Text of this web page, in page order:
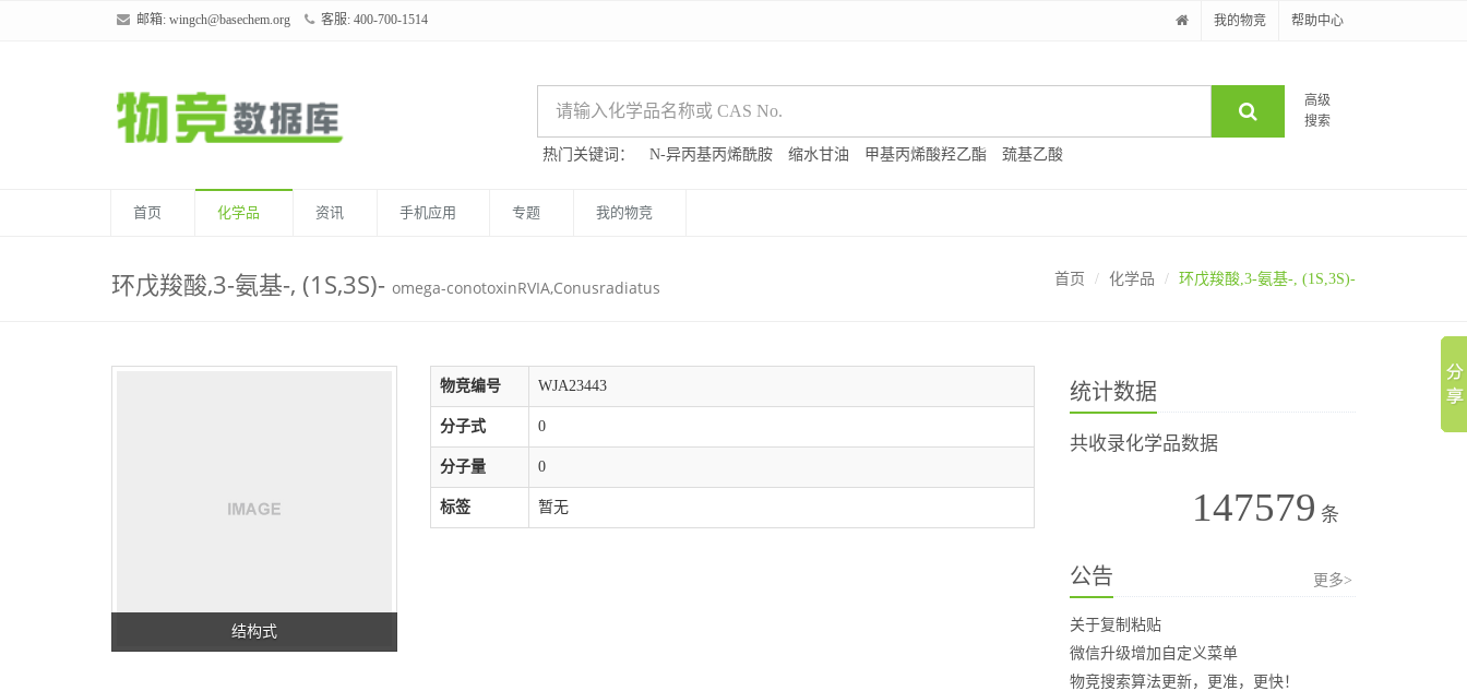
邮箱: wingch@basechem.org 客服: 400-700-1514 我的物竞 帮助中心
高级
搜索
热门关键词： N-异丙基丙烯酰胺 缩水甘油 甲基丙烯酸羟乙酯 巯基乙酸
首页 化学品 资讯 手机应用 专题 我的物竞
环戊羧酸,3-氨基-, (1S,3S)- omega-conotoxinRVIA,Conusradiatus 首页 化学品 环戊羧酸,3-氨基-, (1S,3S)-
结构式
物竞编号 WJA23443
分子式 0
分子量 0
标签 暂无
统计数据
共收录化学品数据
147579 条
公告 更多>
关于复制粘贴
微信升级增加自定义菜单
物竞搜索算法更新，更准，更快！